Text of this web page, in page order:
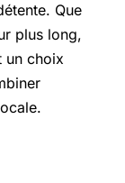
Que
plus long,
un choix